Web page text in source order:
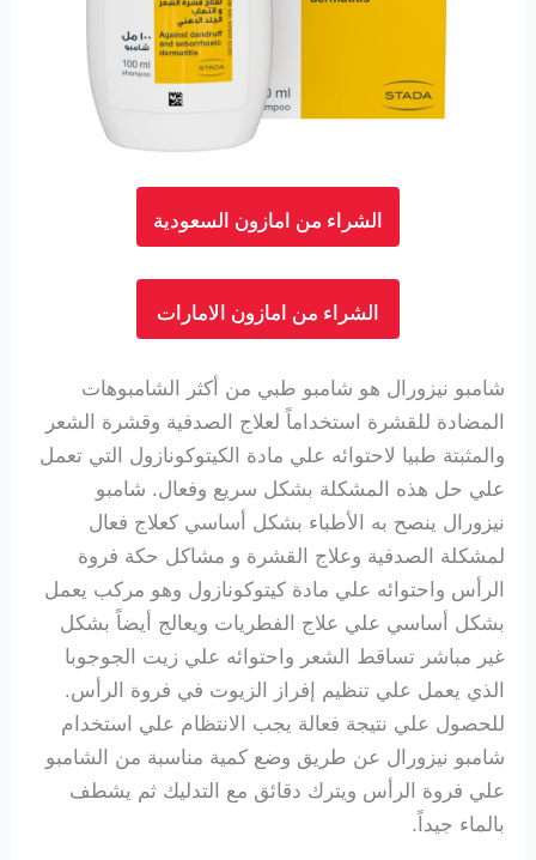
الشراء من امازون السعودية
الشراء من امازون الامارات
شامبو نيزورال هو شامبو طبي من أكثر الشامبوهات
المضادة للقشرة استخداماً لعلاج الصدفية وقشرة الشعر
والمثبتة طبيا لاحتوائه علي مادة الكيتوكونازول التي تعمل
علي حل هذه المشكلة بشكل سريع وفعال. شامبو
نيزورال ينصح به الأطباء بشكل أساسي كعلاج فعال
لمشكلة الصدفية وعلاج القشرة و مشاكل حكة فروة
الرأس واحتوائه علي مادةكيتوكونازول وهو مركب يعمل
بشكل أساسي علي علاج الفطريات ويعالج أيضاً بشكل
غير مباشر تساقط الشعر واحتوائه علي زيت الجوجوبا
الذي يعمل علي تنظيم إفراز الزيوت في فروة الرأس.
للحصول علي نتيجة فعالة يجب الانتظام علي استخدام
شامبو نيزورال عن طريق وضع كمية مناسبة من الشامبو
علي فروة الرأس ويترك دقائق مع التدليك ثم يشطف
بالماء جيداً.